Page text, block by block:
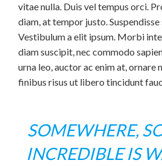
vitae nulla. Duis vel tempus orci.
diam, at tempor justo.
Vestibulum a elit ipsum. Morbi
diam suscipit, nec commodo
urna leo, auctor ac enim at,
finibus risus ut libero tincidunt
SOMEWHERE,
INCREDIBLE IS